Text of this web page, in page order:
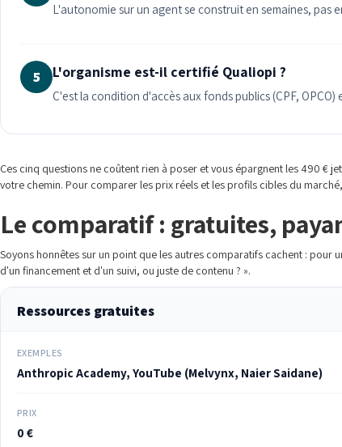
L'autonomie sur un agent se construit en semaines, pas
5 L'organisme est-il certifié Qualiopi ?
C'est la condition d'accès aux fonds publics (CPF,
Ces cinq questions ne coûtent rien à poser et vous épargnent les 490 €
votre chemin. Pour comparer les prix réels et les profils cibles du marché,
Le comparatif : gratuites,
Soyons honnêtes sur un point que les autres comparatifs cachent : pour
d'un financement et d'un suivi, ou juste de contenu ? ».
Ressources gratuites
EXEMPLES
Anthropic Academy, YouTube (Melvynx, Naier Saidane)
PRIX
0 €